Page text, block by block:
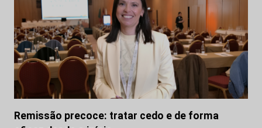
Remissão precoce: tratar cedo e de forma